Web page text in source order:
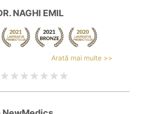
NAGHI EMIL
Arată mai multe >>